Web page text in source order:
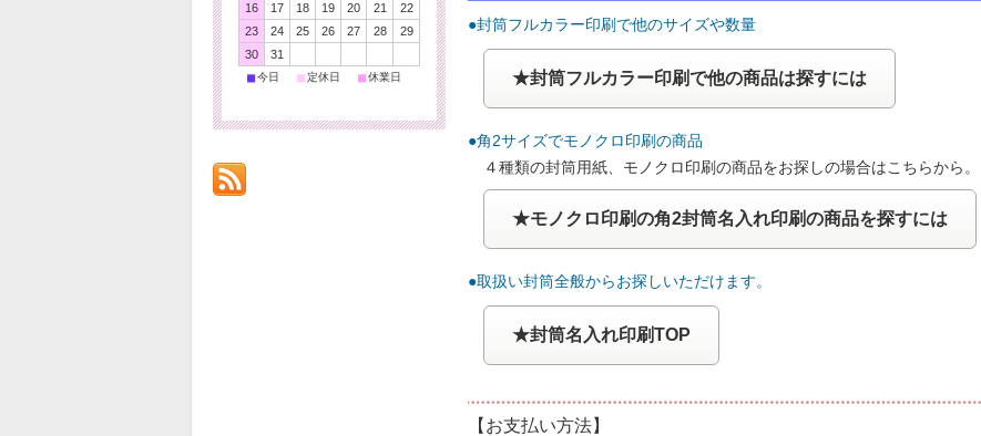
●封筒フルカラー印刷で他のサイズや数量
★封筒フルカラー印刷で他の商品は探すには
●角2サイズでモノクロ印刷の商品
４種類の封筒用紙、モノクロ印刷の商品をお探しの場合はこちらから。
★モノクロ印刷の角2封筒名入れ印刷の商品を探すには
●取扱い封筒全般からお探しいただけます。
★封筒名入れ印刷TOP
【お支払い方法】
16
17 18 19 20 21
22
23
24 25 26 27 28
29
30
31
■ 今日 ■ 定休日 ■ 休業日